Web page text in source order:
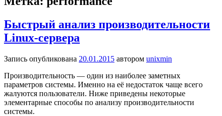
Быстрый анализ производительности
Linux-сервера
Запись опубликована 20.01.2015 автором unixmin
Производительность — один из наиболее заметных
параметров системы. Именно на её недостаток чаще всего
жалуются пользователи. Ниже приведены некоторые
элементарные способы по анализу производительности
системы.